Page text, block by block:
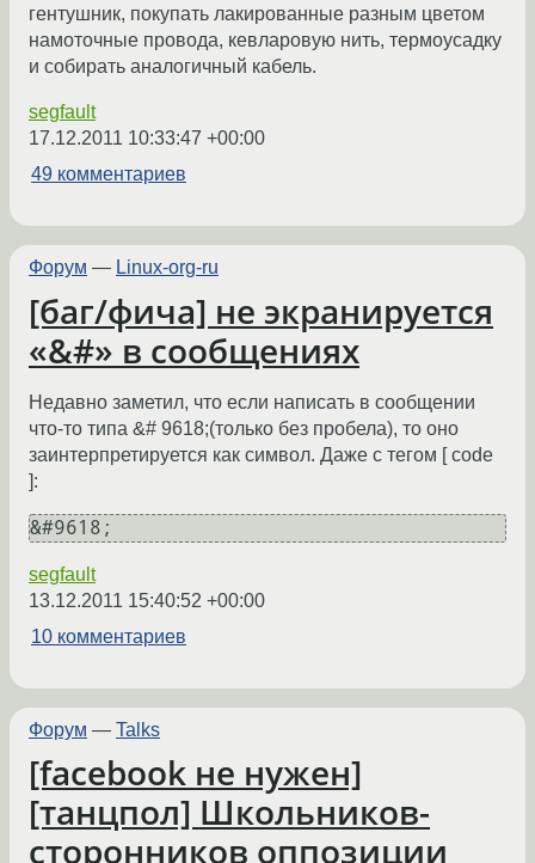
гентушник, покупать лакированные разным цветом
намоточные провода, кевларовую нить, термоусадку
и собирать аналогичный кабель.
segfault
17.12.2011 10:33:47 +00:00
49 комментариев
Форум — Linux-org-ru
[баг/фича] не экранируется
«&#» в сообщениях
Недавно заметил, что если написать в сообщении
что-то типа &# 9618;(только без пробела), то оно
заинтерпретируется как символ. Даже с тегом [ code
]:
segfault
13.12.2011 15:40:52 +00:00
10 комментариев
Форум — Talks
[facebook не нужен]
[танцпол] Школьников-
сторонников оппозиции